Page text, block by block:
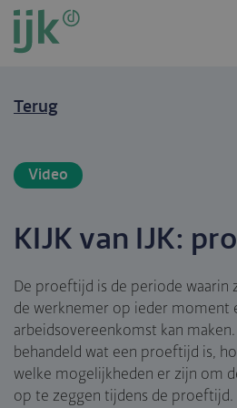
Overslaan
naar
inhoud
Terug
Video
KIJK van IJK:
De proeftijd is de periode waarin
de werknemer op ieder moment
arbeidsovereenkomst kan
behandeld wat een proeftijd is,
welke mogelijkheden er zijn om
op te zeggen tijdens de proeftijd.